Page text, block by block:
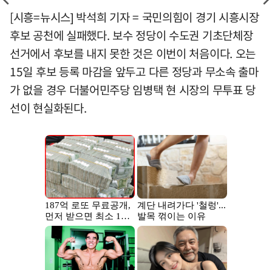
[시흥=뉴시스] 박석희 기자 = 국민의힘이 경기 시흥시장
후보 공천에 실패했다. 보수 정당이 수도권 기초단체장
선거에서 후보를 내지 못한 것은 이번이 처음이다. 오는
15일 후보 등록 마감을 앞두고 다른 정당과 무소속 출마
가 없을 경우 더불어민주당 임병택 현 시장의 무투표 당
선이 현실화된다.